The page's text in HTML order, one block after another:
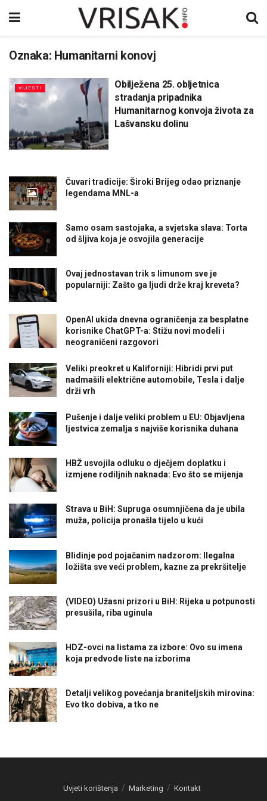
Oznaka: Humanitarni konovj
VIJESTI
Obilježena 25. obljetnica
stradanja pripadnika
Humanitarnog konvoja života za
Lašvansku dolinu
Čuvari tradicije: Široki Brijeg odao priznanje
legendama MNL-a
Samo osam sastojaka, a svjetska slava: Torta
od šljiva koja je osvojila generacije
Ovaj jednostavan trik s limunom sve je
popularniji: Zašto ga ljudi drže kraj kreveta?
OpenAI ukida dnevna ograničenja za besplatne
korisnike ChatGPT-a: Stižu novi modeli i
neograničeni razgovori
Veliki preokret u Kaliforniji: Hibridi prvi put
nadmašili električne automobile, Tesla i dalje
drži vrh
Pušenje i dalje veliki problem u EU: Objavljena
ljestvica zemalja s najviše korisnika duhana
HBŽ usvojila odluku o dječjem doplatku i
izmjene rodiljnih naknada: Evo što se mijenja
Strava u BiH: Supruga osumnjičena da je ubila
muža, policija pronašla tijelo u kući
Blidinje pod pojačanim nadzorom: Ilegalna
ložišta sve veći problem, kazne za prekršitelje
(VIDEO) Užasni prizori u BiH: Rijeka u potpunosti
presušila, riba uginula
HDZ-ovci na listama za izbore: Ovo su imena
koja predvode liste na izborima
Detalji velikog povećanja braniteljskih mirovina:
Evo tko dobiva, a tko ne
Uvjeti korištenja Marketing Kontakt